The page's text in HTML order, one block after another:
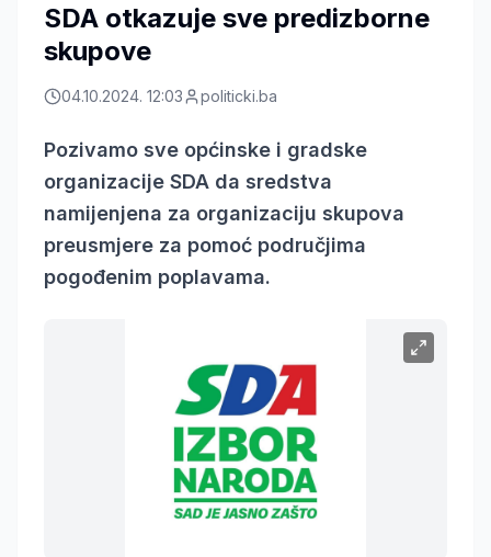
SDA otkazuje sve predizborne
skupove
04.10.2024. 12:03 politicki.ba
Pozivamo sve općinske i gradske
organizacije SDA da sredstva
namijenjena za organizaciju skupova
preusmjere za pomoć područjima
pogođenim poplavama.